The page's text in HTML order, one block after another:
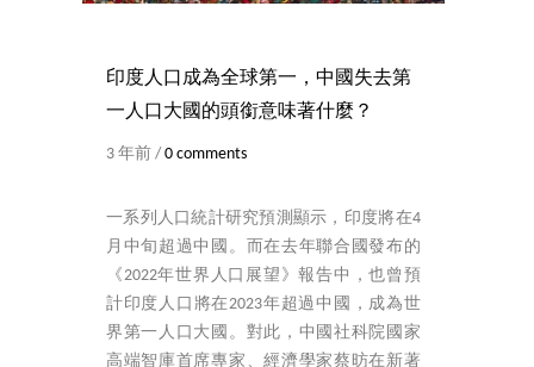
印度人口成為全球第一，中國失去第
一人口大國的頭銜意味著什麼？
3 年前 / 0 comments
一系列人口統計研究預測顯示，印度將在4
月中旬超過中國。而在去年聯合國發布的
《2022年世界人口展望》報告中，也曾預
計印度人口將在2023年超過中國，成為世
界第一人口大國。對此，中國社科院國家
高端智庫首席專家、經濟學家蔡昉在新著